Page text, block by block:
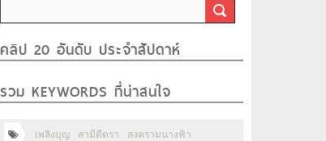
คลิป 20 อันดับ ประจำสัปดาห์
รวม KEYWORDS ที่น่าสนใจ
เพลิงบุญ สามีตีตรา สงครามนางฟ้า